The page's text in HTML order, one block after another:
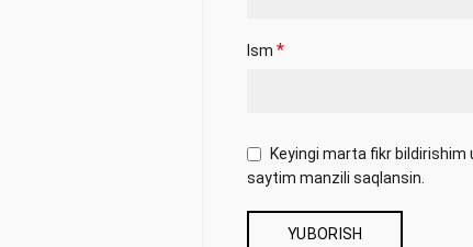
Ism *
Keyingi marta fikr
saytim manzili saqlansin.